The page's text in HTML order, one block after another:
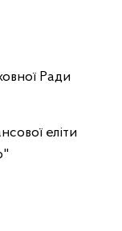
Ради
еліти